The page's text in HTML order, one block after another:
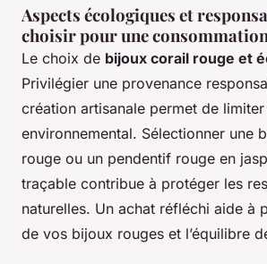
Aspects écologiques et
choisir pour une
Le choix de bijoux corail rouge et
Privilégier une provenance
création artisanale permet de limiter
environnemental. Sélectionner une
rouge ou un pendentif rouge en
traçable contribue à protéger les
naturelles. Un achat réfléchi aide à
de vos bijoux rouges et l’équilibre